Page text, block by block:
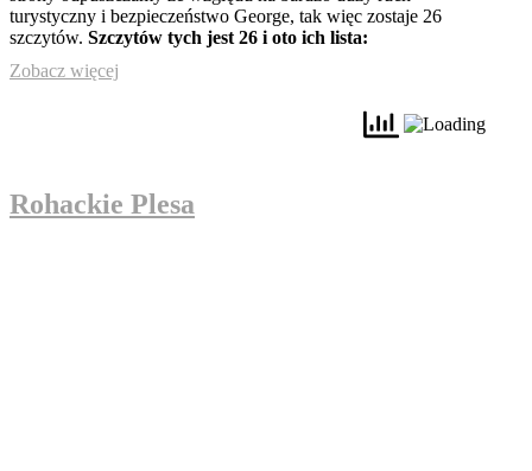
turystyczny i bezpieczeństwo George, tak więc zostaje 26
szczytów. Szczytów tych jest 26 i oto ich lista:
Zobacz więcej
Rohackie Plesa